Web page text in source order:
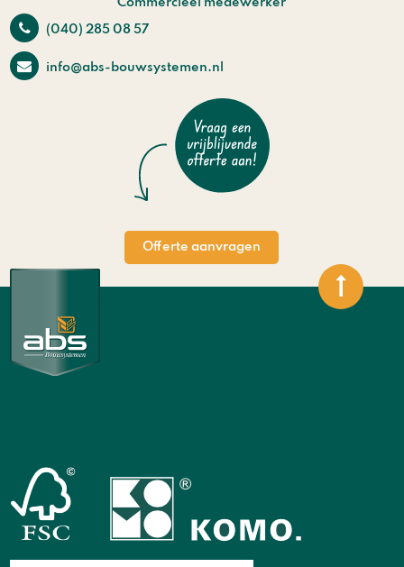
Commercieel medewerker
(040) 285 08 57
info@abs-bouwsystemen.nl
Offerte aanvragen